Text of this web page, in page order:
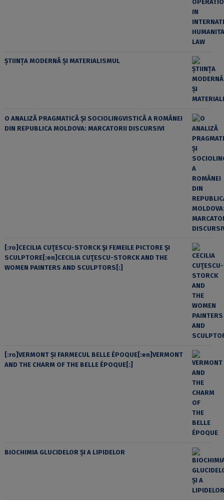
ȘTIINȚA MODERNĂ ȘI MATERIALISMUL
O ANALIZĂ PRAGMATICĂ ȘI SOCIOLINGVISTICĂ A ROMÂNEI
DIN REPUBLICA MOLDOVA: MARCATORII DISCURSIVI
[:ro]CECILIA CUŢESCU-STORCK ŞI FEMEILE PICTORE ŞI
SCULPTORE[:en]CECILIA CUŢESCU-STORCK AND THE
WOMEN PAINTERS AND SCULPTORS[:]
[:ro]VERMONT ȘI FARMECUL BELLE ÉPOQUE[:en]VERMONT
AND THE CHARM OF THE BELLE ÉPOQUE[:]
BIOCHIMIA GLUCIDELOR ȘI A LIPIDELOR